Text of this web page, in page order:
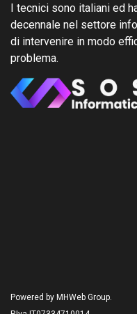
I tecnici sono italiani ed
decennale nel settore
di intervenire in modo
problema.
Powered by MHWeb Group.